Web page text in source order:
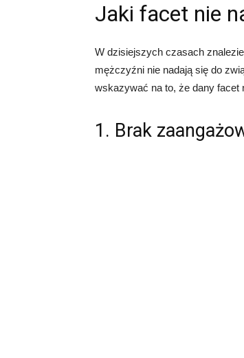
Jaki facet nie
W dzisiejszych czasach
mężczyźni nie nadają się do
wskazywać na to, że dany facet
1. Brak